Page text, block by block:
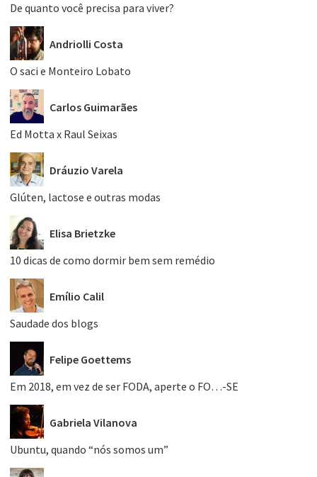
De quanto você precisa para viver?
Andriolli Costa
O saci e Monteiro Lobato
Carlos Guimarães
Ed Motta x Raul Seixas
Dráuzio Varela
Glúten, lactose e outras modas
Elisa Brietzke
10 dicas de como dormir bem sem remédio
Emílio Calil
Saudade dos blogs
Felipe Goettems
Em 2018, em vez de ser FODA, aperte o FO…-SE
Gabriela Vilanova
Ubuntu, quando “nós somos um”